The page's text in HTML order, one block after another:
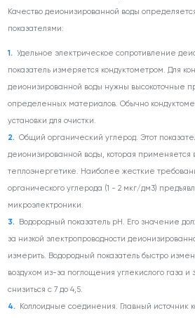
Качество деионизированной воды
показателями:
Удельное электрическое сопротивление
показатель измеряется кондуктометром. Для
деионизированной воды нужны высокоточные
определенных материалов. Обычно
установки для очистки.
Общий органический углерод. Этот
деионизированной воды, которая применяется
теплоэнергетике. Наиболее жесткие
органического углерода (1 - 2 мкг/дм3)
микроэлектроники.
Водородный показатель pH. Его значение
за низкой электропроводности
измерить. Водородный показатель быстро
воздухом из-за поглощения углекислого газа и
снизиться с 7 до 4,5.
Коллоидные соединения. Главный источник